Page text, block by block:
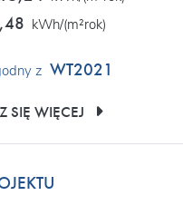
kWh/(m²rok)
z WT2021
SIĘ WIĘCEJ